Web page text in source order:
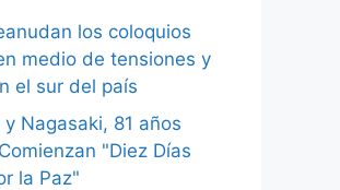
los coloquios
medio de tensiones y
el sur del país
Nagasaki, 81 años
"Diez Días
la Paz"